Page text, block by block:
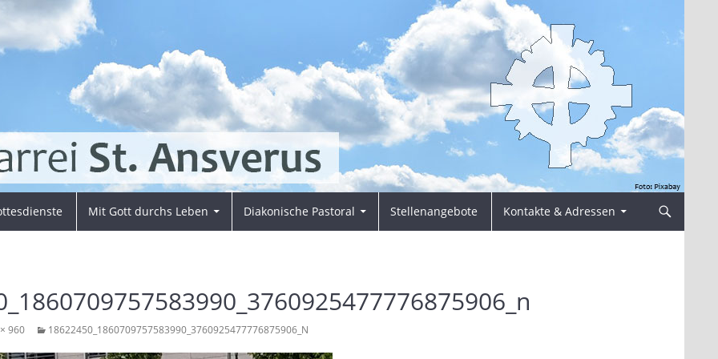
Mit Gott durchs Leben Diakonische Pastoral Stellenangebote Kontakte & Adressen
960 18622450_1860709757583990_3760925477776875906_N